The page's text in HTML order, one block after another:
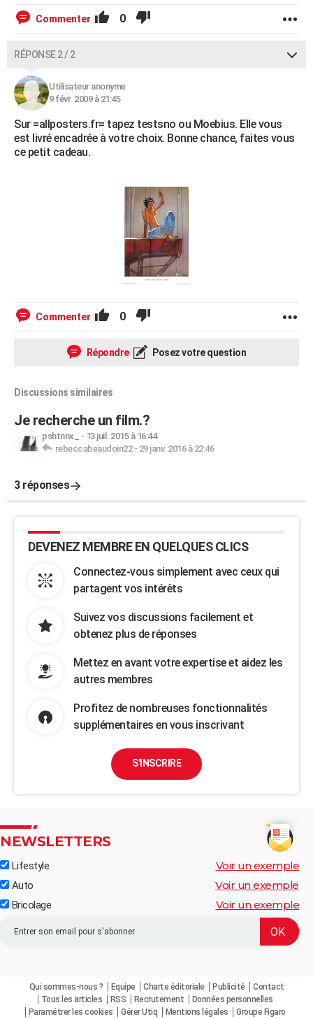
FORUM
Commenter 0
RÉPONSE 2 / 2
Utilisateur anonyme
9 févr. 2009 à 21:45
Sur =allposters.fr= tapez testsno ou Moebius. Elle vous
est livré encadrée à votre choix. Bonne chance, faites vous
ce petit cadeau.
Commenter 0
Répondre Posez votre question
Discussions similaires
Je recherche un film.?
pshtnnx_ - 13 juil. 2015 à 16:44
rebeccabeaudoin22- 29 janv. 2016 à 22:46
3 réponses
DEVENEZ MEMBRE EN QUELQUES CLICS
Connectez-vous simplement avec ceux qui
partagent vos intérêts
Suivez vos discussions facilement et
obtenez plus de réponses
Mettez en avant votre expertise et aidez les
autres membres
Profitez de nombreuses fonctionnalités
supplémentaires en vous inscrivant
S'INSCRIRE
NEWSLETTERS
Lifestyle Voir un exemple
Auto Voir un exemple
Bricolage Voir un exemple
Qui sommes-nous ? Equipe Charte éditoriale Publicité
Contact
Tous les articles
RSS Recrutement
Données personnelles
Paramétrer les cookies
Gérer Utiq Mentions légales Groupe Figaro